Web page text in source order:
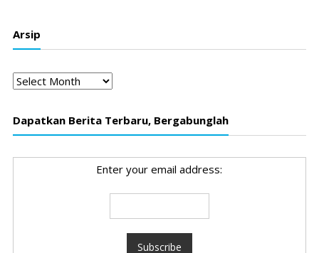
Arsip
Arsip
Dapatkan Berita Terbaru, Bergabunglah
Enter your email address: